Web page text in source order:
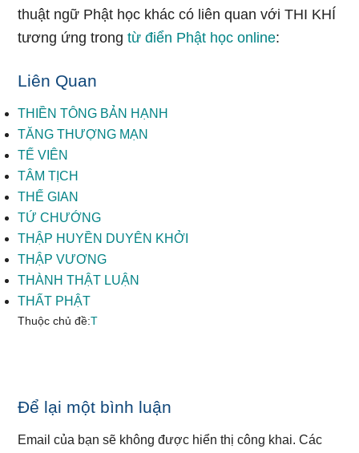
thuật ngữ Phật học khác có liên quan với THI KHÍ
tương ứng trongtừ điển Phật học online:
Liên Quan
THIỀN TÔNG BẢN HẠNH
TĂNG THƯỢNG MẠN
TẾ VIÊN
TÂM TỊCH
THẾ GIAN
TỨ CHƯỚNG
THẬP HUYỀN DUYÊN KHỞI
THẬP VƯƠNG
THÀNH THẬT LUẬN
THẤT PHẬT
Thuộc chủ đề:T
Reader
Interactions
Để lại một bình luận
Email của bạn sẽ không được hiển thị công khai. Các